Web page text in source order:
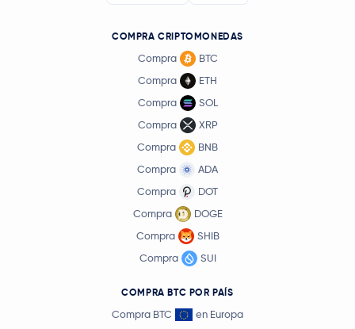
COMPRA CRIPTOMONEDAS
Compra
BTC
Compra
ETH
Compra
SOL
Compra
XRP
Compra
BNB
Compra
ADA
Compra
DOT
Compra
DOGE
Compra
SHIB
Compra
SUI
COMPRA BTC POR PAÍS
Compra BTC
en Europa